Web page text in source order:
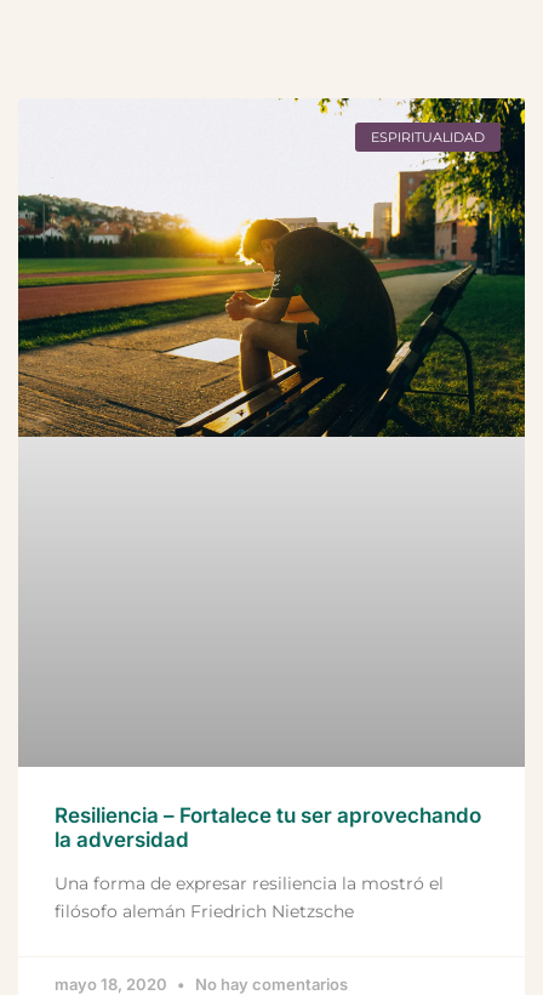
ESPIRITUALIDAD
Resiliencia – Fortalece tu ser aprovechando
la adversidad
Una forma de expresar resiliencia la mostró el
filósofo alemán Friedrich Nietzsche
mayo 18, 2020 No hay comentarios